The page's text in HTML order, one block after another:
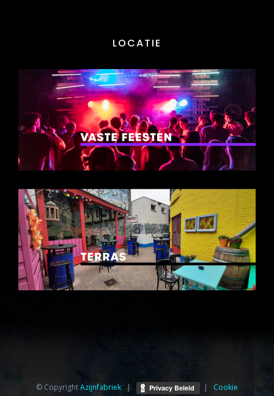
LOCATIE
© CopyrightAzijnfabriek⁩ | | Cookie